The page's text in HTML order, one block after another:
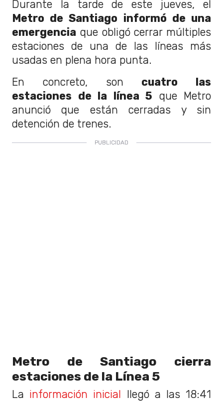
Durante la tarde de este jueves, el
Metro de Santiago informó de una
emergencia que obligó cerrar múltiples
estaciones de una de las líneas más
usadas en plena hora punta.
En concreto, son cuatro las
estaciones de la línea 5 que Metro
anunció que están cerradas y sin
detención de trenes.
Metro de Santiago cierra
estaciones de la Línea 5
La información inicial llegó a las 18:41